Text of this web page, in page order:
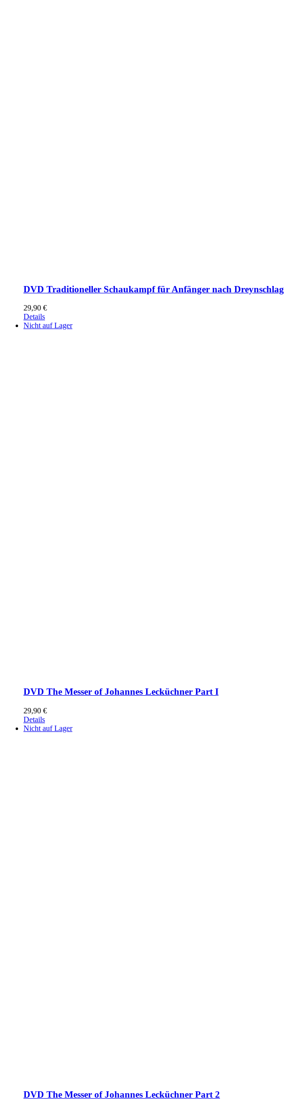
DVD Traditioneller Schaukampf für Anfänger nach Dreynschlag
29,90 €
Details
Nicht auf Lager
DVD The Messer of Johannes Lecküchner Part I
29,90 €
Details
Nicht auf Lager
DVD The Messer of Johannes Lecküchner Part 2